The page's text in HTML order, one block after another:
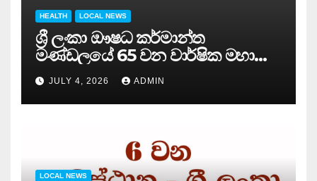
HEALTH LOCAL NEWS
ශ්‍රී ලංකා ඖෂධ කර්මාන්ත
මණ්ඩලයේ 65 වන වාර්ෂික මහා
සමුළුව සෞඛ්‍ය නියෝජ්‍ය
අමාත්‍යවරයාගේ ප්‍රධානත්වයෙන්……
JULY 4, 2026 ADMIN
LOCAL NEWS